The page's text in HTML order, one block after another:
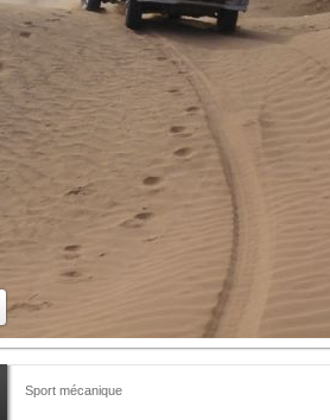
Sport mécanique